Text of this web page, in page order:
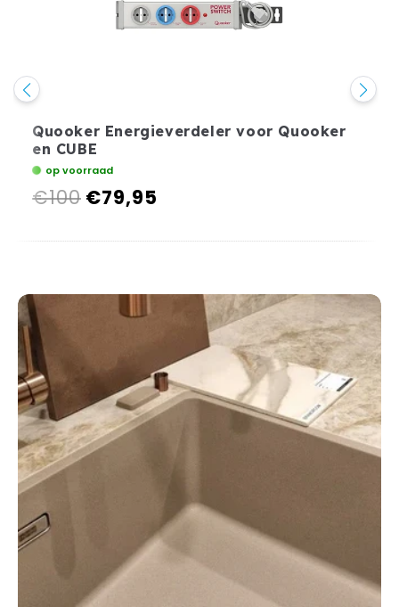
Quooker Energieverdeler voor Quooker
en CUBE
op voorraad
Normale
€100 Aanbiedingsprijs
€79,95